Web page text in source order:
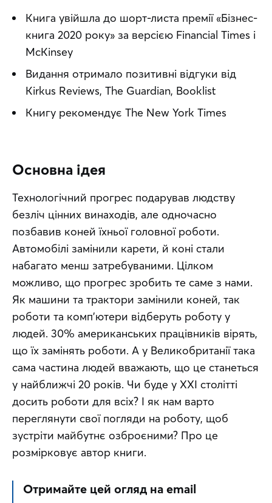
Книга увійшла до шорт-листа премії «Бізнес-
книга 2020 року» за версією Financial Times і
McKinsey
Видання отримало позитивні відгуки від
Kirkus Reviews, The Guardian, Booklist
Книгу рекомендує The New York Times
Основна ідея
Технологічний прогрес подарував людству
безліч цінних винаходів, але одночасно
позбавив коней їхньої головної роботи.
Автомобілі замінили карети, й коні стали
набагато менш затребуваними. Цілком
можливо, що прогрес зробить те саме з нами.
Як машини та трактори замінили коней, так
роботи та комп’ютери відберуть роботу у
людей. 30% американських працівників вірять,
що їх замінять роботи. А у Великобританії така
сама частина людей вважають, що це станеться
у найближчі 20 років. Чи буде у ХХІ столітті
досить роботи для всіх? І як нам варто
переглянути свої погляди на роботу, щоб
зустріти майбутнє озброєними? Про це
розмірковує автор книги.
Отримайте цей огляд на email